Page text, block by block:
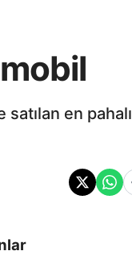
en pahalı